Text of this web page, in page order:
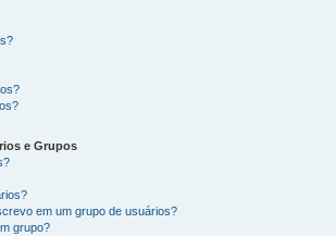
e Grupos
em um grupo de usuários?
grupo?